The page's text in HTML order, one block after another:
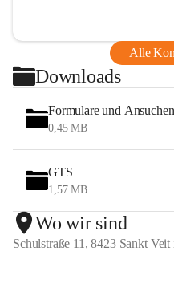
Alle
Downloads
Formulare und Ansuchen
0,45 MB
GTS
1,57 MB
Wo wir sind
Schulstraße 11, 8423 Sankt